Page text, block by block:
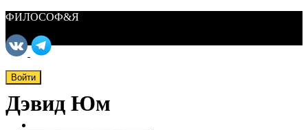
ФИЛОСОФ&Я
Войти
ФИЛОСОФ&Я
Дэвид Юм